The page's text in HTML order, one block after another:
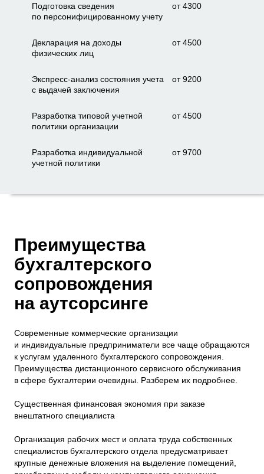
Подготовка сведения
по персонифицированному учету
от 4300
Декларация на доходы
физических лиц
от 4500
Экспресс-анализ состояния учета
с выдачей заключения
от 9200
Разработка типовой учетной
политики организации
от 4500
Разработка индивидуальной
учетной политики
от 9700
Преимущества
бухгалтерского
сопровождения
на аутсорсинге
Современные коммерческие организации
и индивидуальные предприниматели все чаще обращаются
к услугам удаленного бухгалтерского сопровождения.
Преимущества дистанционного сервисного обслуживания
в сфере бухгалтерии очевидны. Разберем их подробнее.
Существенная финансовая экономия при заказе
внештатного специалиста
Организация рабочих мест и оплата труда собственных
специалистов бухгалтерского отдела предусматривает
крупные денежные вложения на выделение помещений,